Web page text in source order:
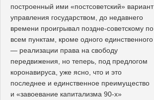
построенный ими «постсоветский» вариант
управления государством, до недавнего
времени проигрывал поздне-советскому по
всем пунктам, кроме одного единственного
— реализации права на свободу
передвижения, но теперь, под предлогом
коронавируса, уже ясно, что и это
последнее и единственное преимущество
и «завоевание капитализма 90-х»